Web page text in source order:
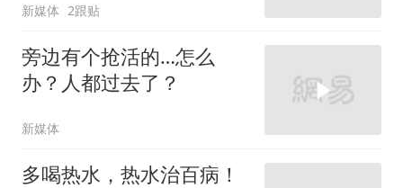
新媒体 2跟贴
旁边有个抢活的…怎么
办？人都过去了？
新媒体
多喝热水，热水治百病！